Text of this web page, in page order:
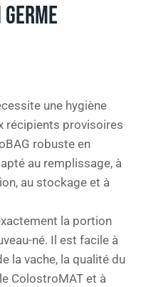
une hygiène
récipients provisoires
robuste en
au remplissage, à
au stockage et à
la portion
né. Il est facile à
la vache, la qualité du
ColostroMAT et à